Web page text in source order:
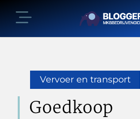
Vervoer en transport
Goedkoop